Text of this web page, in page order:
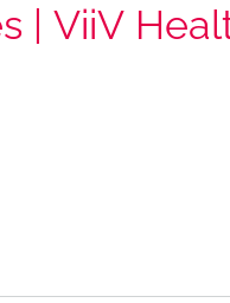
| ViiV